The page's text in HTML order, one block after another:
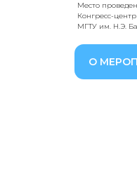
Место
Конгресс-
МГТУ им. Н.Э.
О